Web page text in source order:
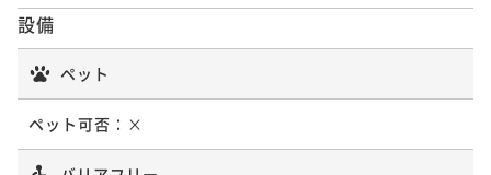
設備
ペット
ペット可否： ×